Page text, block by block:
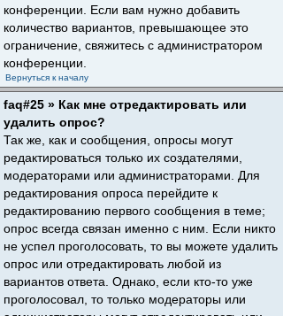
конференции. Если вам нужно добавить
количество вариантов, превышающее это
ограничение, свяжитесь с администратором
конференции.
Вернуться к началу
faq#25 » Как мне отредактировать или
удалить опрос?
Так же, как и сообщения, опросы могут
редактироваться только их создателями,
модераторами или администраторами. Для
редактирования опроса перейдите к
редактированию первого сообщения в теме;
опрос всегда связан именно с ним. Если никто
не успел проголосовать, то вы можете удалить
опрос или отредактировать любой из
вариантов ответа. Однако, если кто-то уже
проголосовал, то только модераторы или